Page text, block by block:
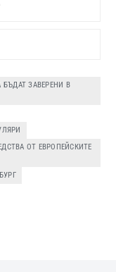
ЗАВЕРЕНИ В
ОТ ЕВРОПЕЙСКИТЕ